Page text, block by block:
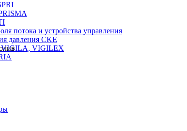
потока и устройства управления
давления CKE
VIGILA, VIGILEX